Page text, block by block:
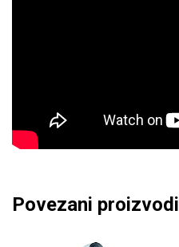
Povezani proizvodi